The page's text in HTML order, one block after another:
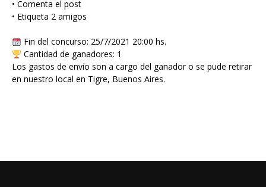
• Comenta el post
• Etiqueta 2 amigos
Fin del concurso: 25/7/2021 20:00 hs.
Cantidad de ganadores: 1
Los gastos de envío son a cargo del ganador o se pude retirar
en nuestro local en Tigre, Buenos Aires.